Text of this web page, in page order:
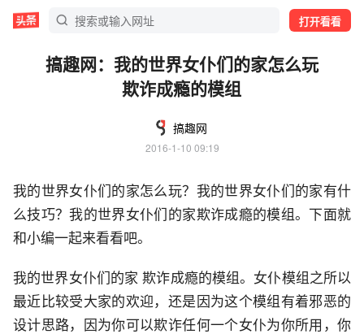
打开看看
搞趣网：我的世界女仆们的家怎么玩
欺诈成瘾的模组
搞趣网
2016-1-10 09:19
我的世界女仆们的家怎么玩？我的世界女仆们的家有什
么技巧？我的世界女仆们的家欺诈成瘾的模组。下面就
和小编一起来看看吧。
我的世界女仆们的家 欺诈成瘾的模组。女仆模组之所以
最近比较受大家的欢迎，还是因为这个模组有着邪恶的
设计思路，因为你可以欺诈任何一个女仆为你所用，你